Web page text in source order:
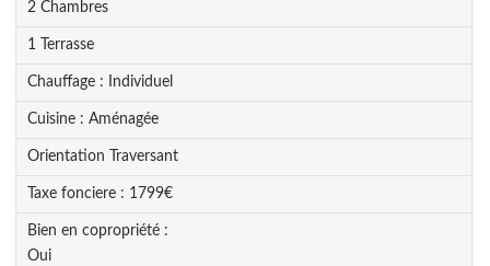
2 Chambres
1 Terrasse
Chauffage : Individuel
Cuisine : Aménagée
Orientation Traversant
Taxe fonciere : 1799€
Bien en copropriété :
Oui